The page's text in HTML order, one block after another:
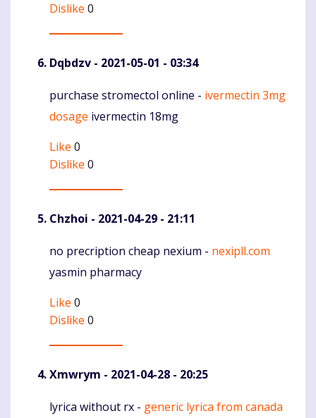
Dislike 0
Dqbdzv - 2021-05-01 - 03:34
Komentaras
purchase stromectol online - ivermectin 3mg
dosage ivermectin 18mg
Like 0
Dislike 0
Chzhoi - 2021-04-29 - 21:11
Komentaras
no precription cheap nexium - nexipll.com
yasmin pharmacy
Like 0
Dislike 0
Xmwrym - 2021-04-28 - 20:25
Komentaras
lyrica without rx - generic lyrica from canada